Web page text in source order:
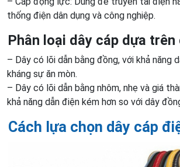
thống điện dân dụng và công nghiệp.
Phân loại dây cáp dựa trên
– Dây có lõi dẫn bằng đồng, với khả năng
kháng sự ăn mòn.
– Dây có lõi dẫn bằng nhôm, nhẹ và giá
khả năng dẫn điện kém hơn so với dây
Cách lựa chọn dây cáp